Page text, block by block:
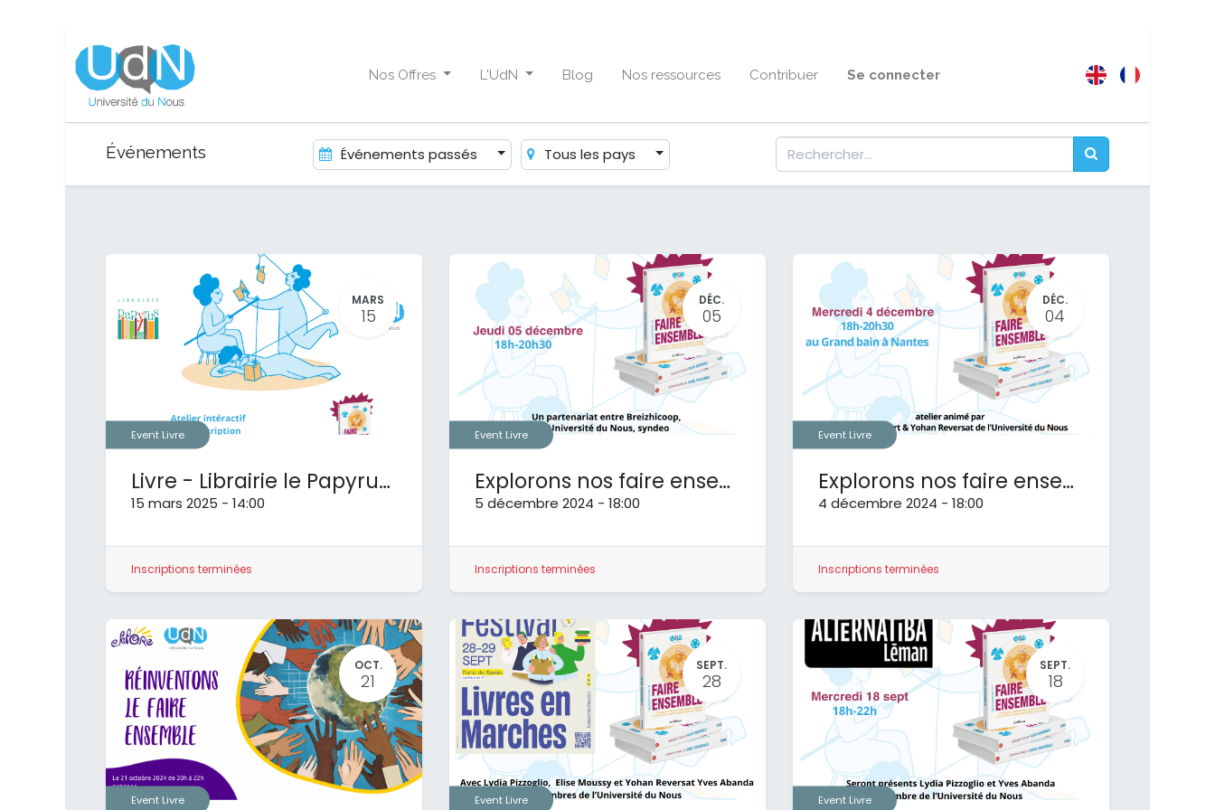
Nos Offres L'UdN Blog Nos ressources Contribuer Se connecter
Événements Événements passés Tous les pays
MARS
15
Event Livre
Livre - Librairie le Papyrus à Namur
15 mars 2025 - 14:00
Inscriptions terminées
DÉC.
05
Event Livre
Explorons nos faire ensemble à Rennes
5 décembre 2024 - 18:00
Inscriptions terminées
DÉC.
04
Event Livre
Explorons nos faire ensemble à Nantes
4 décembre 2024 - 18:00
Inscriptions terminées
OCT.
21
Event Livre
SEPT.
28
Event Livre
SEPT.
18
Event Livre
S'inscrire à la newsletter
4 lettres par an, nos articles, nos actus
NEWSLETTER
SCIC SAS UdN
395 route de Broissieux
73340 Bellecombe en Bauges
RCS Chambéry
CONTACT
Nous suivre
Instagram
Linkedin
Facebook
Mastodon